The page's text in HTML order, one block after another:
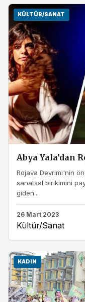
KÜLTÜR/SANAT
Abya Yala’dan
Rojava Devrimi'nin
sanatsal birikimini
giden...
26 Mart 2023
Kültür/Sanat
KADIN